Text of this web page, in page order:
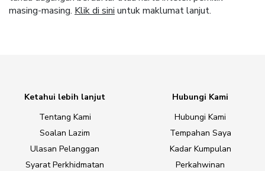
masing-masing. Klik di sini untuk maklumat lanjut.
Ketahui lebih lanjut
Tentang Kami
Soalan Lazim
Ulasan Pelanggan
Syarat Perkhidmatan
Hubungi Kami
Hubungi Kami
Tempahan Saya
Kadar Kumpulan
Perkahwinan